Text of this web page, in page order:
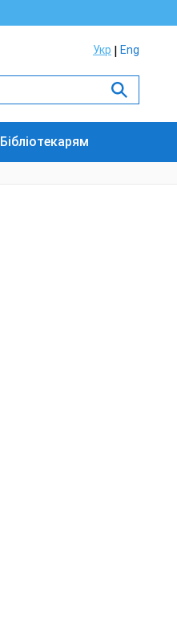
Укр Eng
Бібліотекарям